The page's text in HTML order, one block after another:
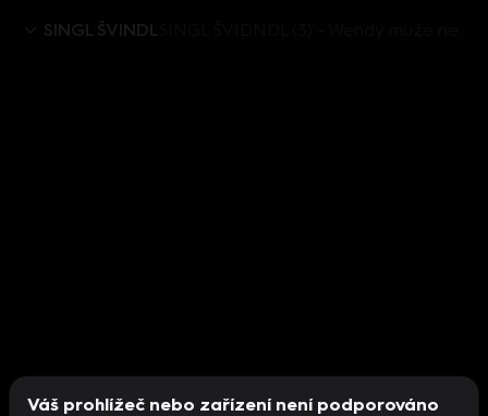
SINGL ŠVINDL
Váš prohlížeč nebo zařízení není podporováno